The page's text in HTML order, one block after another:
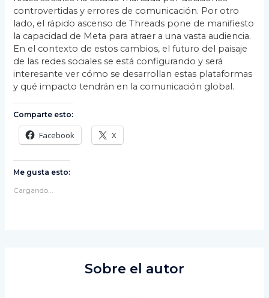
controvertidas y errores de comunicación. Por otro
lado, el rápido ascenso de Threads pone de manifiesto
la capacidad de Meta para atraer a una vasta audiencia.
En el contexto de estos cambios, el futuro del paisaje
de las redes sociales se está configurando y será
interesante ver cómo se desarrollan estas plataformas
y qué impacto tendrán en la comunicación global.
Comparte esto:
Facebook X
Me gusta esto:
Cargando...
Sobre el autor